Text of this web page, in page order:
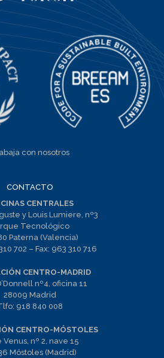
con nosotros
CONTACTO
CENTRALES
y Louis Lumiere, nº3
Tecnológico
Paterna (Valencia)
702 – Fax: 963 310 716
CENTRO-MADRID
nº4, oficina 11
28009 Madrid
918 840 008
CENTRO-MÓSTOLES
Venus, nº 2, nave 15
Móstoles (Madrid)